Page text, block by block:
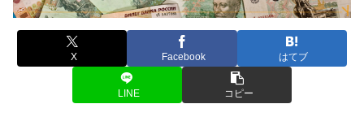
X Facebook はてブ
LINE コピー